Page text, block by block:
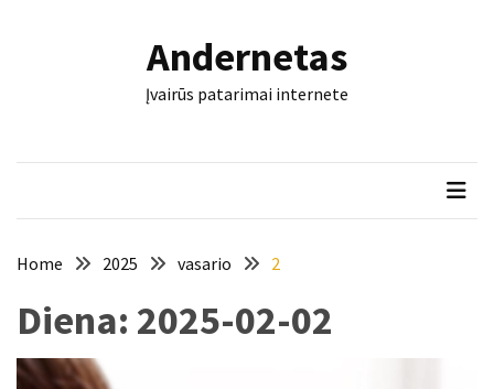
tarnaus
dešimtmečius
Andernetas
Įvairūs patarimai internete
Home 2025 vasario 2
Diena: 2025-02-02